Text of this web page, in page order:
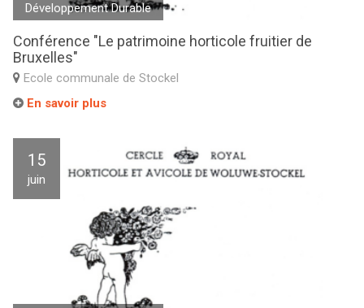
Développement Durable
Conférence "Le patrimoine horticole fruitier de
Bruxelles"
Ecole communale de Stockel
En savoir plus
15
juin